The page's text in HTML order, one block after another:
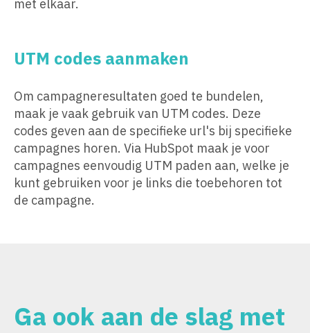
met elkaar.
UTM codes aanmaken
Om campagneresultaten goed te bundelen,
maak je vaak gebruik van UTM codes. Deze
codes geven aan de specifieke url's bij specifieke
campagnes horen. Via HubSpot maak je voor
campagnes eenvoudig UTM paden aan, welke je
kunt gebruiken voor je links die toebehoren tot
de campagne.
Ga ook aan de slag met